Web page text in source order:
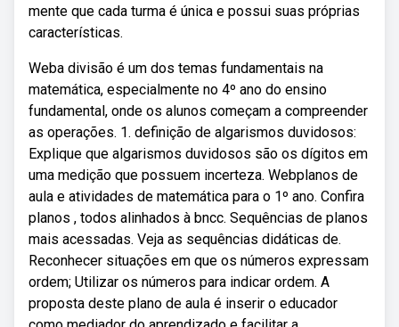
mente que cada turma é única e possui suas próprias
características.
Weba divisão é um dos temas fundamentais na
matemática, especialmente no 4º ano do ensino
fundamental, onde os alunos começam a compreender
as operações. 1. definição de algarismos duvidosos:
Explique que algarismos duvidosos são os dígitos em
uma medição que possuem incerteza. Webplanos de
aula e atividades de matemática para o 1º ano. Confira
planos , todos alinhados à bncc. Sequências de planos
mais acessadas. Veja as sequências didáticas de.
Reconhecer situações em que os números expressam
ordem; Utilizar os números para indicar ordem. A
proposta deste plano de aula é inserir o educador